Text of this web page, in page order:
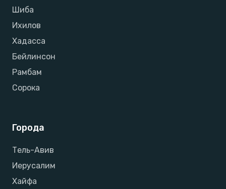
Шиба
Ихилов
Хадасса
Бейлинсон
Рамбам
Сорока
Города
Тель-Авив
Иерусалим
Хайфа